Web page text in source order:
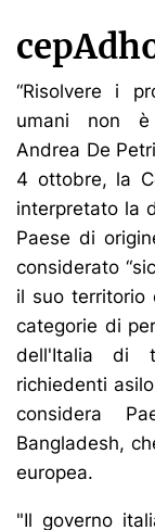
“Risolvere i
umani non è
Andrea De
4 ottobre, la
interpretato la
Paese di
considerato
il suo territorio
categorie di
dell'Italia di
richiedenti
considera
Bangladesh,
europea.
"Il governo